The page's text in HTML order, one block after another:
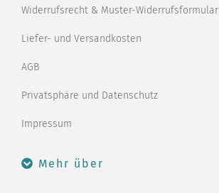
Widerrufsrecht & Muster-Widerrufsformular
Liefer- und Versandkosten
AGB
Privatsphäre und Datenschutz
Impressum
Mehr über